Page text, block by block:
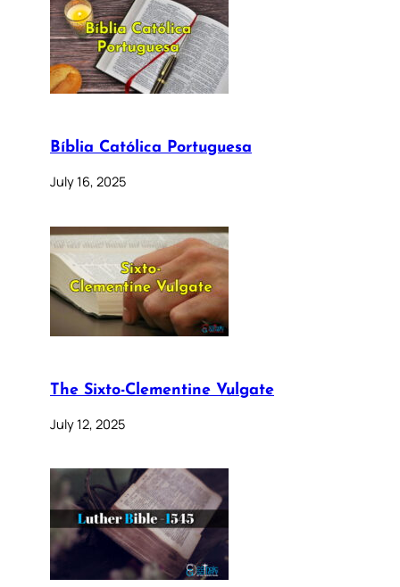
Bíblia Católica Portuguesa
July 16, 2025
The Sixto-Clementine Vulgate
July 12, 2025